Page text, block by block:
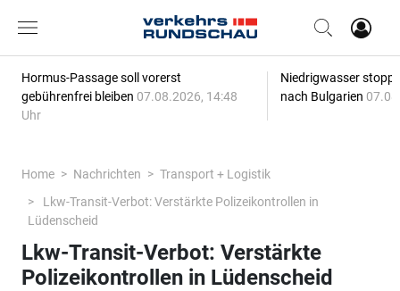
Hormus-Passage soll vorerst
gebührenfrei bleiben 07.08.2026, 14:48
Uhr
Niedrigwasser
nach Bulgarien
Home Nachrichten
Transport + Logistik
Lkw-Transit-Verbot: Verstärkte Polizeikontrollen in
Lüdenscheid
Lkw-Transit-Verbot: Verstärkte
Polizeikontrollen in Lüdenscheid